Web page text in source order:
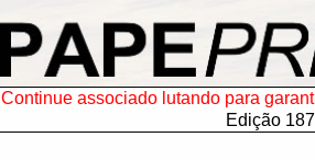
Continue associado lutando para
Edição 187